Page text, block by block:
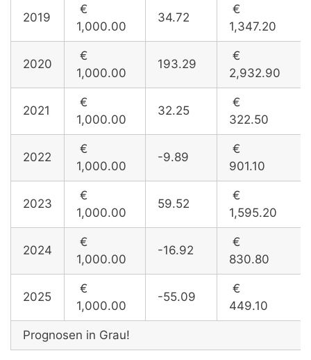
2019
€
1,000.00
34.72
€
1,347.20
2020
€
1,000.00
193.29
€
2,932.90
2021
€
1,000.00
32.25
€
322.50
2022
€
1,000.00
-9.89
€
901.10
2023
€
1,000.00
59.52
€
1,595.20
2024
€
1,000.00
-16.92
€
830.80
2025
€
1,000.00
-55.09
€
449.10
Prognosen in Grau!